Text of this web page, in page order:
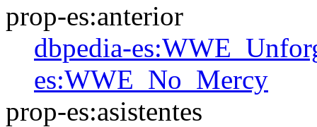
prop-es:anterior
dbpedia-
es:WWE_No_Mercy
prop-es:asistentes